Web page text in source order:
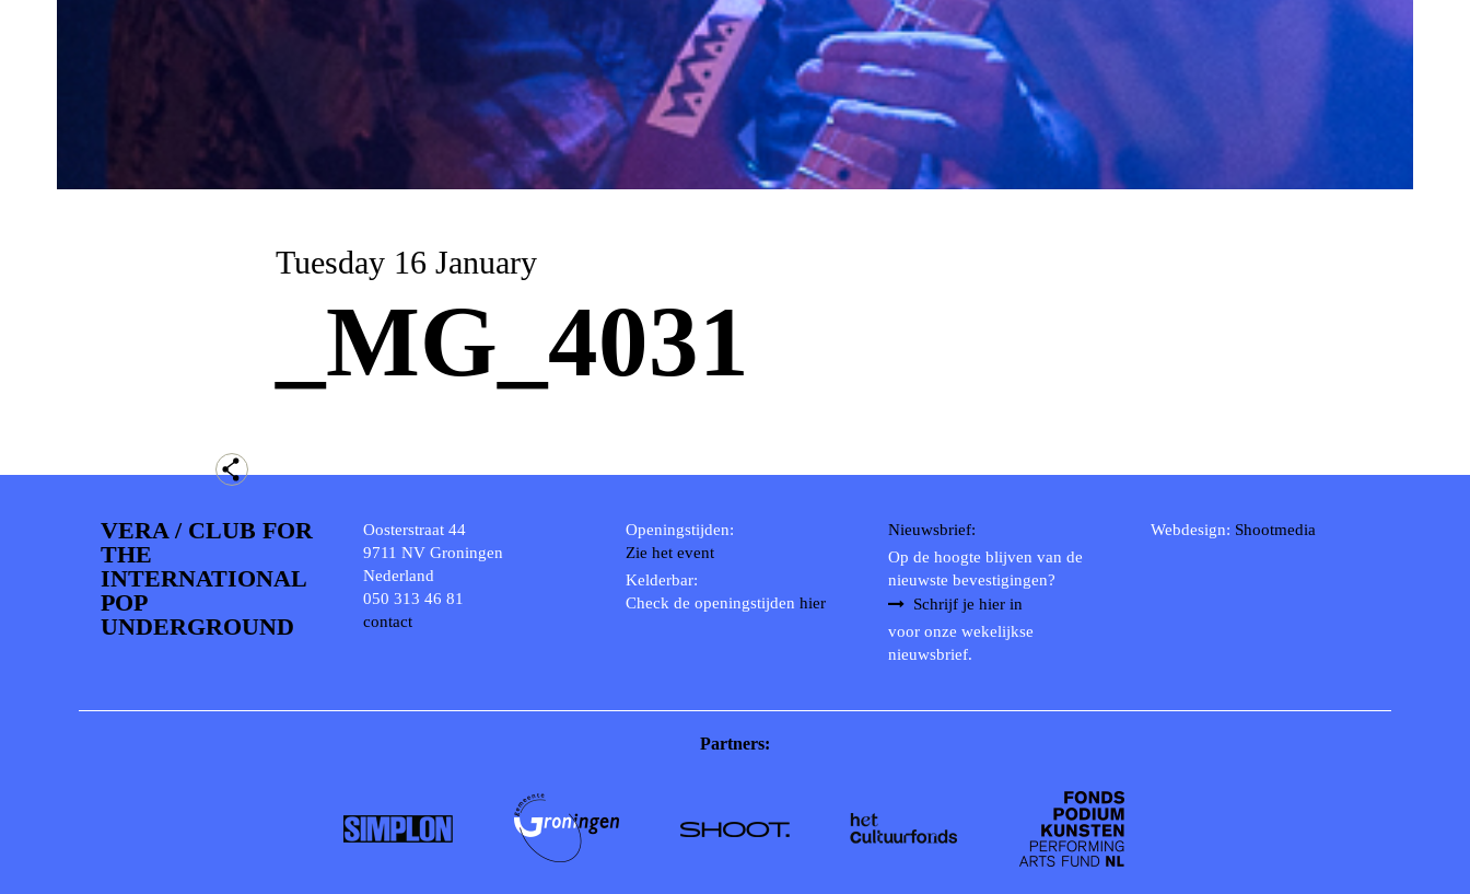
Tuesday 16 January
_MG_4031
VERA / CLUB FOR
THE
INTERNATIONAL
POP
UNDERGROUND
Oosterstraat 44
9711 NV Groningen
Nederland
050 313 46 81
contact
Openingstijden:
Zie het event
Kelderbar:
Check de openingstijden hier
Nieuwsbrief:
Op de hoogte blijven van de
nieuwste bevestigingen?
Schrijf je hier in
voor onze wekelijkse
nieuwsbrief.
Webdesign: Shootmedia
Partners: